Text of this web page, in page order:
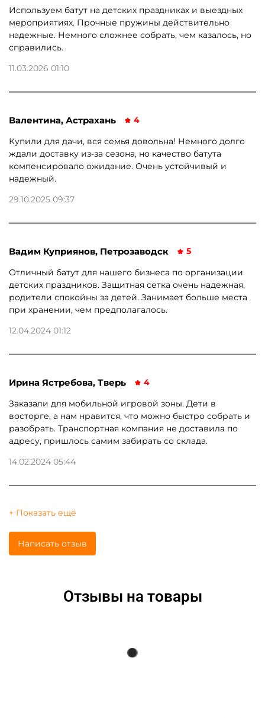
Используем батут на детских праздниках и выездных
мероприятиях. Прочные пружины действительно
надежные. Немного сложнее собрать, чем казалось, но
справились.
11.03.2026 01:10
Валентина, Астрахань
4
Купили для дачи, вся семья довольна! Немного долго
ждали доставку из-за сезона, но качество батута
компенсировало ожидание. Очень устойчивый и
надежный.
29.10.2025 09:37
Вадим Куприянов, Петрозаводск
5
Отличный батут для нашего бизнеса по организации
детских праздников. Защитная сетка очень надежная,
родители спокойны за детей. Занимает больше места
при хранении, чем предполагалось.
12.04.2024 01:12
Ирина Ястребова, Тверь
4
Заказали для мобильной игровой зоны. Дети в
восторге, а нам нравится, что можно быстро собрать и
разобрать. Транспортная компания не доставила по
адресу, пришлось самим забирать со склада.
14.02.2024 05:44
+ Показать ещё
Написать отзыв
Отзывы на товары